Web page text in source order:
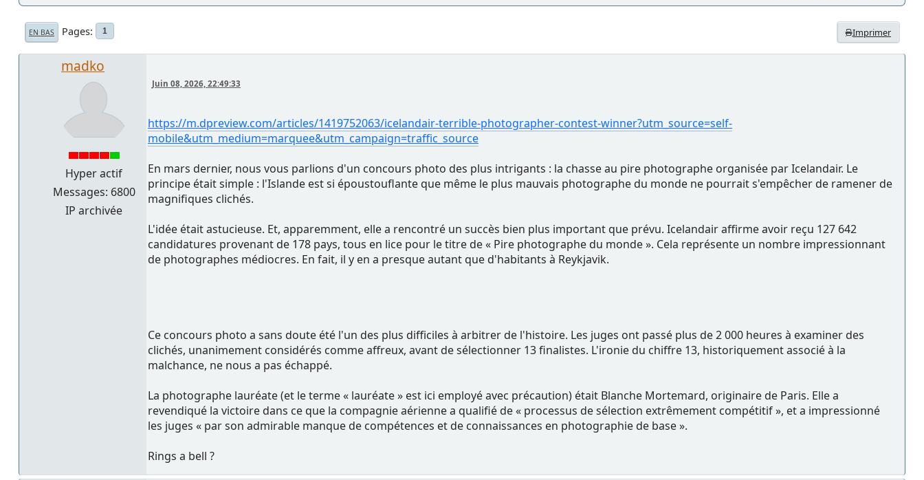
Imprimer
EN BAS Pages 1
madko
Hyper actif
Messages: 6800
IP archivée
Juin 08, 2026, 22:49:33
https://m.dpreview.com/articles/1419752063/icelandair-terrible-photographer-contest-winner?utm_source=self-
mobile&utm_medium=marquee&utm_campaign=traffic_source
En mars dernier, nous vous parlions d'un concours photo des plus intrigants : la chasse au pire photographe organisée par Icelandair. Le
principe était simple : l'Islande est si époustouflante que même le plus mauvais photographe du monde ne pourrait s'empêcher de ramener de
magnifiques clichés.
L'idée était astucieuse. Et, apparemment, elle a rencontré un succès bien plus important que prévu. Icelandair affirme avoir reçu 127 642
candidatures provenant de 178 pays, tous en lice pour le titre de « Pire photographe du monde ». Cela représente un nombre impressionnant
de photographes médiocres. En fait, il y en a presque autant que d'habitants à Reykjavik.
Ce concours photo a sans doute été l'un des plus difficiles à arbitrer de l'histoire. Les juges ont passé plus de 2 000 heures à examiner des
clichés, unanimement considérés comme affreux, avant de sélectionner 13 finalistes. L'ironie du chiffre 13, historiquement associé à la
malchance, ne nous a pas échappé.
La photographe lauréate (et le terme « lauréate » est ici employé avec précaution) était Blanche Mortemard, originaire de Paris. Elle a
revendiqué la victoire dans ce que la compagnie aérienne a qualifié de « processus de sélection extrêmement compétitif », et a impressionné
les juges « par son admirable manque de compétences et de connaissances en photographie de base ».
Rings a bell ?